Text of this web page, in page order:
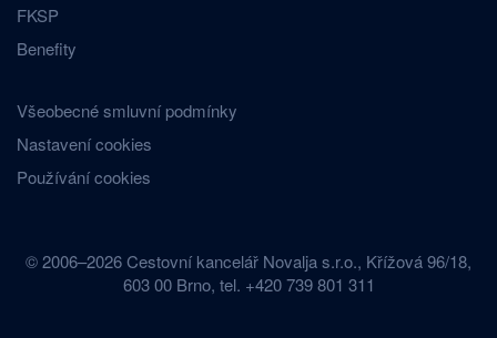
FKSP
Benefity
Všeobecné smluvní podmínky
Nastavení cookies
Používání cookies
© 2006–2026 Cestovní kancelář Novalja s.r.o., Křížová 96/18,
603 00 Brno, tel. +420 739 801 311